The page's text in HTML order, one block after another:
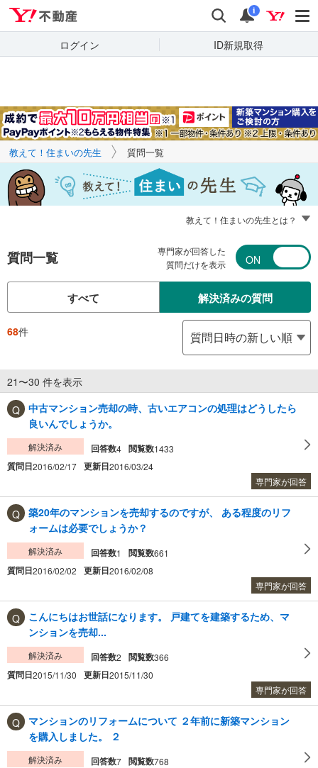
検索 通知
i
ログイン ID新規取得
キーワードで
質問を探す
教えて！住まいの先生 質問一覧
教えて！住まいの先生とは？
質問一覧
専門家が回答した
質問だけを表示
すべて 解決済みの質問
68件
21〜30 件を表示
中古マンション売却の時、古いエアコンの処理はどうしたら
良いんでしょうか。
解決済み 回答数4 閲覧数1433
質問日2016/02/17 更新日2016/03/24
専門家が回答
築20年のマンションを売却するのですが、 ある程度のリフ
ォームは必要でしょうか？
解決済み 回答数1 閲覧数661
質問日2016/02/02 更新日2016/02/08
専門家が回答
こんにちはお世話になります。 戸建てを建築するため、マ
ンションを売却...
解決済み 回答数2 閲覧数366
質問日2015/11/30 更新日2015/11/30
専門家が回答
マンションのリフォームについて ２年前に新築マンション
を購入しました。 ２
解決済み 回答数7 閲覧数768